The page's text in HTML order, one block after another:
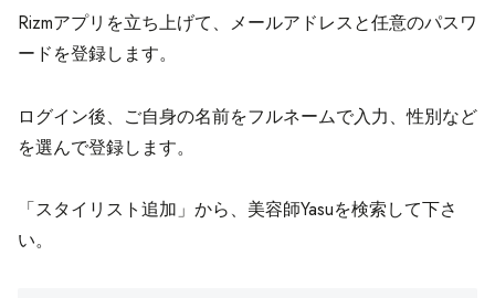
Rizmアプリを立ち上げて、メールアドレスと任意のパスワ
ードを登録します。
ログイン後、ご自身の名前をフルネームで入力、性別など
を選んで登録します。
「スタイリスト追加」から、美容師Yasuを検索して下さ
い。